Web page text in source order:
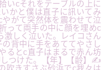
いcそれをテーブルの上に
かと僕は直子に訊いてみ
がて突然体を震わせて泣
って両手の中に顔を埋めc
激しく泣いた。レイコさん
背中に手をあててやさし
るとc直子はまるで赤ん坊
つけた。【年】【龄】✍
吹きすさぶ砂浜でc我々は